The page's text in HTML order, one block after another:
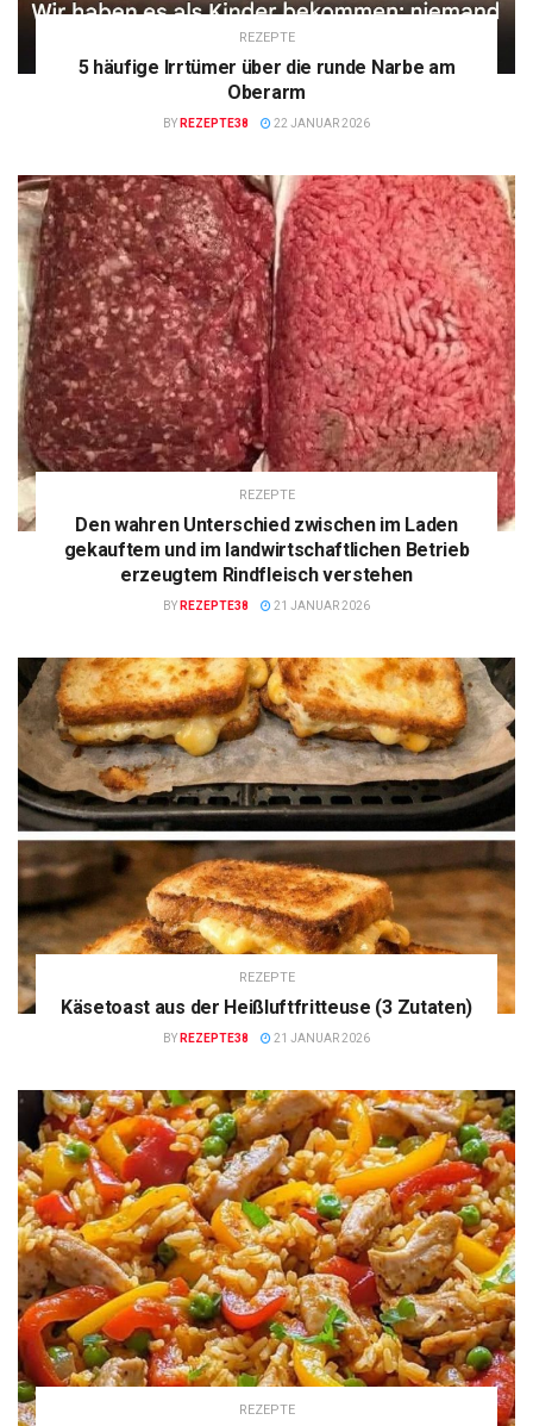
REZEPTE
5 häufige Irrtümer über die runde Narbe am
Oberarm
BY REZEPTE38 22 JANUAR 2026
REZEPTE
Den wahren Unterschied zwischen im Laden
gekauftem und im landwirtschaftlichen Betrieb
erzeugtem Rindfleisch verstehen
BY REZEPTE38 21 JANUAR 2026
REZEPTE
Käsetoast aus der Heißluftfritteuse (3 Zutaten)
BY REZEPTE38 21 JANUAR 2026
REZEPTE